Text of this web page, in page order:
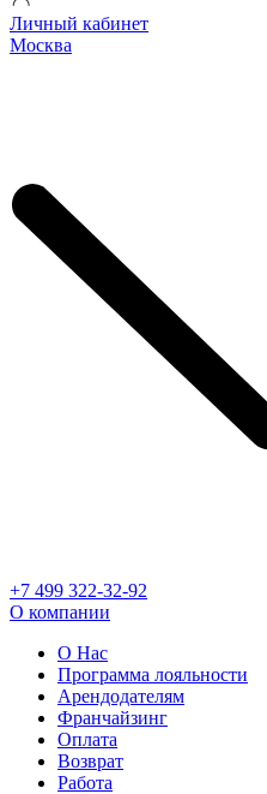
Личный кабинет
Москва
+7 499 322-32-92
О компании
О Нас
Программа лояльности
Арендодателям
Франчайзинг
Оплата
Возврат
Работа